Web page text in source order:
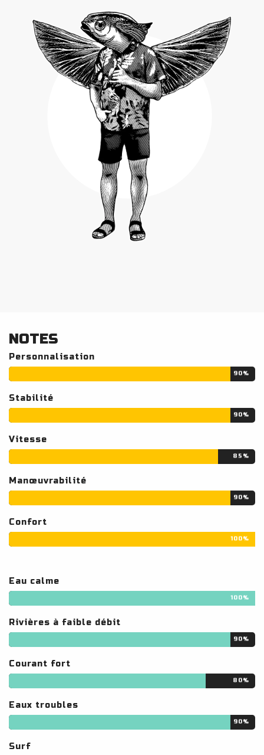
NOTES
Personnalisation
90%
Stabilité
90%
Vitesse
85%
Manœuvrabilité
90%
Confort
100%
Eau calme
100%
Rivières à faible débit
90%
Courant fort
80%
Eaux troubles
90%
Surf